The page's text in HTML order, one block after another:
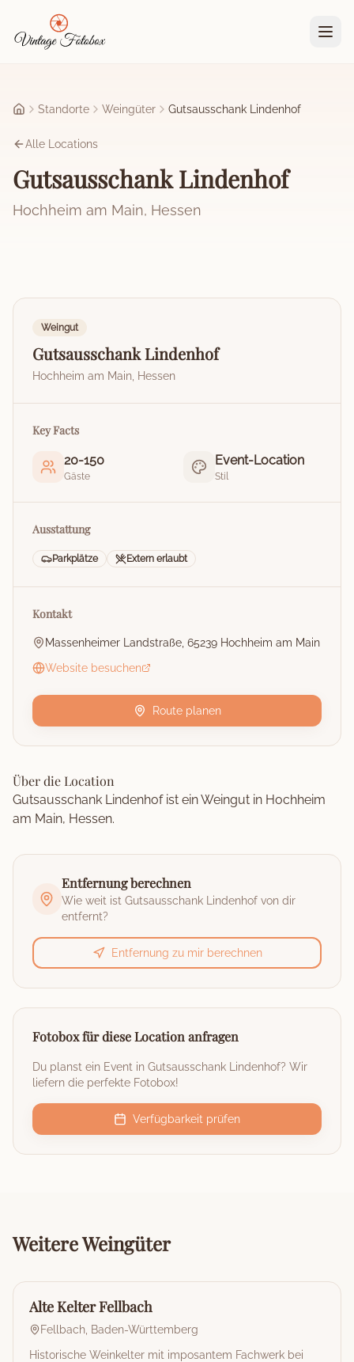
Startseite
Standorte Weingüter Gutsausschank Lindenhof
Alle Locations
Gutsausschank Lindenhof
Hochheim am Main, Hessen
Weingut
Gutsausschank Lindenhof
Hochheim am Main Hessen
Key Facts
20-150
Gäste
Event-Location
Stil
Ausstattung
Parkplätze Extern erlaubt
Kontakt
Massenheimer Landstraße, 65239 Hochheim am Main
Website besuchen
Route planen
Über die Location
Gutsausschank Lindenhof ist ein Weingut in Hochheim
am Main, Hessen.
Entfernung berechnen
Wie weit ist Gutsausschank Lindenhofvon dir
entfernt?
Entfernung zu mir berechnen
Fotobox für diese Location anfragen
Du planst ein Event in Gutsausschank Lindenhof? Wir
liefern die perfekte Fotobox!
Verfügbarkeit prüfen
WeitereWeingüter
🏰
Weingut
Alte Kelter Fellbach
Fellbach Baden-Württemberg
Historische Weinkelter mit imposantem Fachwerk bei